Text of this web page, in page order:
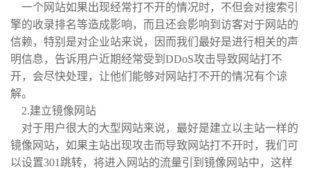
一个网站如果出现经常打不开的情况时，不但会对搜索引
擎的收录排名等造成影响，而且还会影响到访客对于网站的
信赖，特别是对企业站来说，因而我们最好是进行相关的声
明信息，告诉用户近期经常受到DDoS攻击导致网站打不
开，会尽快处理，让他们能够对网站打不开的情况有个谅
解。
2.建立镜像网站
对于用户很大的大型网站来说，最好是建立以主站一样的
镜像网站，如果主站出现攻击而导致网站打不开时，我们可
以设置301跳转，将进入网站的流量引到镜像网站中，这样